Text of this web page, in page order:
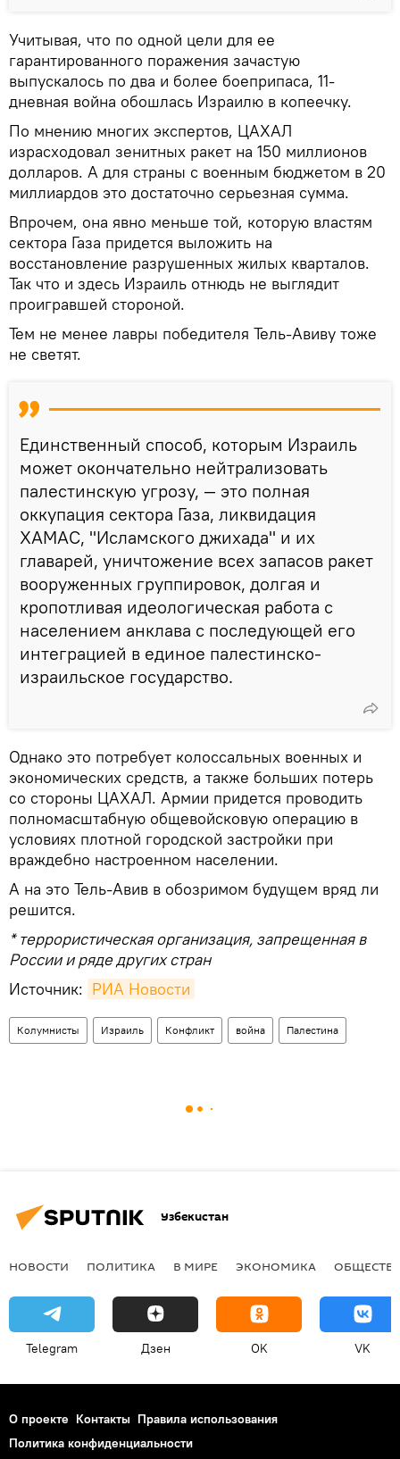
Учитывая, что по одной цели для ее
гарантированного поражения зачастую
выпускалось по два и более боеприпаса, 11-
дневная война обошлась Израилю в копеечку.
По мнению многих экспертов, ЦАХАЛ
израсходовал зенитных ракет на 150 миллионов
долларов. А для страны с военным бюджетом в 20
миллиардов это достаточно серьезная сумма.
Впрочем, она явно меньше той, которую властям
сектора Газа придется выложить на
восстановление разрушенных жилых кварталов.
Так что и здесь Израиль отнюдь не выглядит
проигравшей стороной.
Тем не менее лавры победителя Тель-Авиву тоже
не светят.
Единственный способ, которым Израиль
может окончательно нейтрализовать
палестинскую угрозу, — это полная
оккупация сектора Газа, ликвидация
ХАМАС, "Исламского джихада" и их
главарей, уничтожение всех запасов ракет
вооруженных группировок, долгая и
кропотливая идеологическая работа с
населением анклава с последующей его
интеграцией в единое палестинско-
израильское государство.
Однако это потребует колоссальных военных и
экономических средств, а также больших потерь
со стороны ЦАХАЛ. Армии придется проводить
полномасштабную общевойсковую операцию в
условиях плотной городской застройки при
враждебно настроенном населении.
А на это Тель-Авив в обозримом будущем вряд ли
решится.
* террористическая организация, запрещенная в
России и ряде других стран
Источник: РИА Новости
Колумнисты Израиль Конфликт война Палестина
Узбекистан
НОВОСТИ ПОЛИТИКА В МИРЕ ЭКОНОМИКА
Telegram Дзен OK VK
О проекте Контакты Правила использования
Политика конфиденциальности